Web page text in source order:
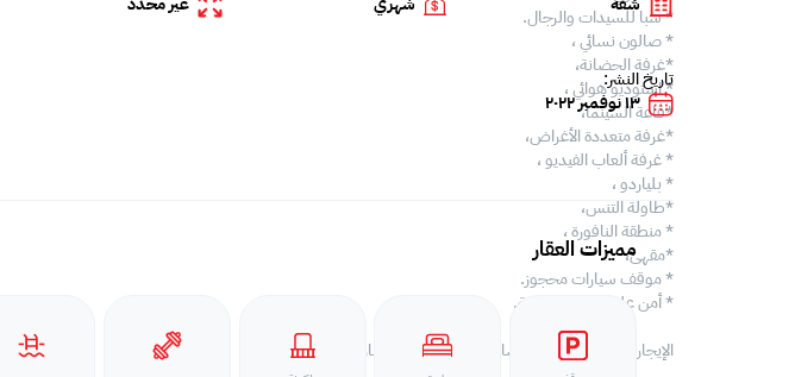
* سبا للسيدات والرجال.
* صالون نسائي ،
*غرفة الحضانة،
* استوديو هوائي ،
*قاعة السينما،
*غرفة متعددة الأغراض،
* غرفة ألعاب الفيديو ،
* بلياردو ،
*طاولة التنس،
* منطقة النافورة ،
*مقهى،
* موقف سيارات محجوز.
* أمن على مدار 24 ساعة.
الإيجار: 400 دينار بحريني شاملة الإنترنت و 35 دينار بحريني حد EWA.
تاريخ النشر:
١٣ نوفمبر ٢٠٢٢
مميزات العقار